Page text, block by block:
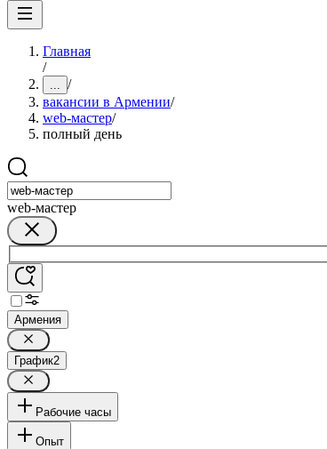
Главная
/
... /
вакансии в Армении/
web-мастер/
полный день
web-мастер
Армения
График2
Рабочие часы
Опыт